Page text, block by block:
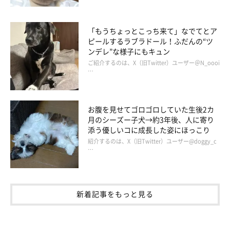
飼い主さん：
「若様は、私の生活の中でとても大きな存在です。若様といろん
なところにたくさんお出かけしてきたので、これからもたくさん
いろんな経験をしていきたいと思います」
関連記事:
「魚の骨が喉に刺さった飼い主を心配して様子
を確認しにきた」ポメラニアン 「優しく健気
な姿」が愛おしい
じーっとこちらを見つめているのは、X（旧Twitter）ユーザー
@pomeranian_wakaさんの愛犬・若様（撮影時2才／ポメラニア
ン）。なんだか心配そうな表情をしているようにも見えますが、一
写真提供・取材協力／@pomeranian_wakaさん／X（旧
「もうちょっとこっち来て」なでてとア
ピールするラブラドール！ふだんの“ツ
ンデレ”な様子にもキュン
ご紹介するのは、X（旧Twitter）ユーザー＠N_oooi
…
お腹を見せてゴロゴロしていた生後2カ
月のシーズー子犬→約3年後、人に寄り
添う優しいコに成長した姿にほっこり
紹介するのは、X（旧Twitter）ユーザー@doggy_c
…
新着記事をもっと見る